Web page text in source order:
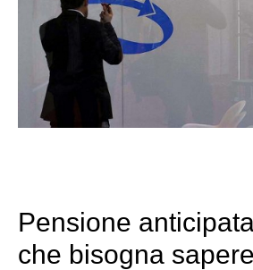
Pensione
che bisogna